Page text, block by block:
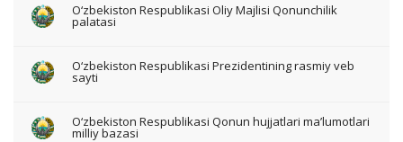
O‘zbekiston Respublikasi Oliy Majlisi Qonunchilik
palatasi
O‘zbekiston Respublikasi Prezidentining rasmiy veb
sayti
O‘zbekiston Respublikasi Qonun hujjatlari ma’lumotlari
milliy bazasi